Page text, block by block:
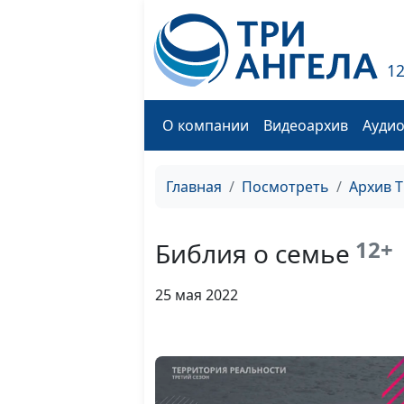
О компании Видеоархив
Главная Посмотреть Архив
Библия о семье 12+
25 мая 2022